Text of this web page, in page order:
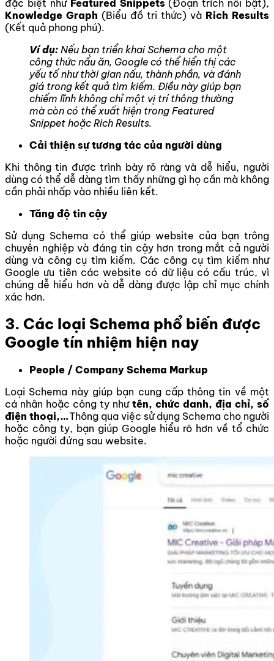
đặc biệt như Featured Snippets (Đoạn trích nổi bật),
Knowledge Graph (Biểu đồ tri thức) và Rich Results
(Kết quả phong phú).
Ví dụ: Nếu bạn triển khai Schema cho một
công thức nấu ăn, Google có thể hiển thị các
yếu tố như thời gian nấu, thành phần, và đánh
giá trong kết quả tìm kiếm. Điều này giúp bạn
chiếm lĩnh không chỉ một vị trí thông thường
mà còn có thể xuất hiện trong Featured
Snippet hoặc Rich Results.
Cải thiện sự tương tác của người dùng
Khi thông tin được trình bày rõ ràng và dễ hiểu, người
dùng có thể dễ dàng tìm thấy những gì họ cần mà không
cần phải nhấp vào nhiều liên kết.
Tăng độ tin cậy
Sử dụng Schema có thể giúp website của bạn trông
chuyên nghiệp và đáng tin cậy hơn trong mắt cả người
dùng và công cụ tìm kiếm. Các công cụ tìm kiếm như
Google ưu tiên các website có dữ liệu có cấu trúc, vì
chúng dễ hiểu hơn và dễ dàng được lập chỉ mục chính
xác hơn.
3. Các loại Schema phổ biến được
Google tín nhiệm hiện nay
People / Company Schema Markup
Loại Schema này giúp bạn cung cấp thông tin về một
cá nhân hoặc công ty như tên, chức danh, địa chỉ, số
điện thoại,…Thông qua việc sử dụng Schema cho người
hoặc công ty, bạn giúp Google hiểu rõ hơn về tổ chức
hoặc người đứng sau website.